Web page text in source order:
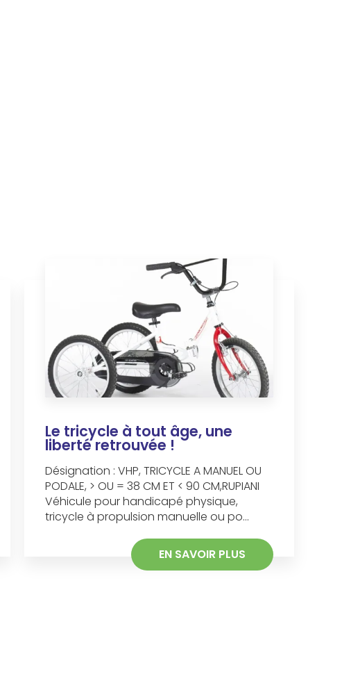
Le tricycle à tout âge, une
liberté retrouvée !
Désignation : VHP, TRICYCLE A MANUEL OU
PODALE, > OU = 38 CM ET < 90 CM,RUPIANI
Véhicule pour handicapé physique,
tricycle à propulsion manuelle ou po...
EN SAVOIR PLUS